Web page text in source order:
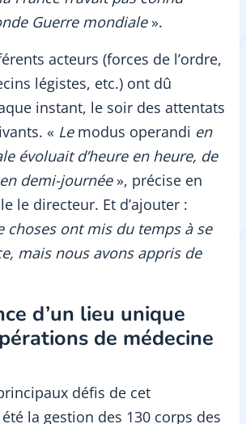
Guerre mondiale».
acteurs (forces de l’ordre,
légistes, etc.) ont dû
instant, le soir des attentats
« Le modus operandi en
évoluait d’heure en heure, de
demi-journée», précise en
le directeur. Et d’ajouter :
choses ont mis du temps à se
mais nous avons appris de
d’un lieu unique
de médecine
défis de cet
la gestion des 130 corps des